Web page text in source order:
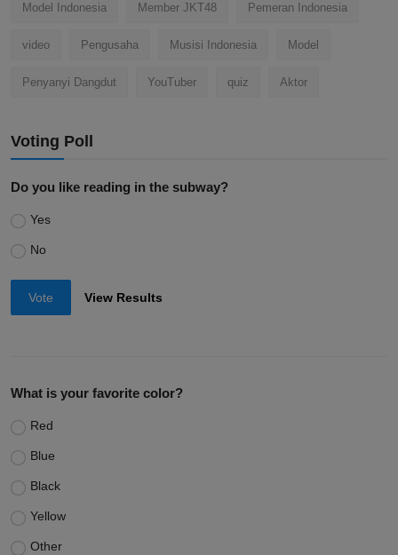
Model Indonesia Member JKT48 Pemeran Indonesia
video Pengusaha Musisi Indonesia Model
Penyanyi Dangdut YouTuber quiz Aktor
Voting Poll
Do you like reading in the subway?
Yes
No
Vote View Results
What is your favorite color?
Red
Blue
Black
Yellow
Other